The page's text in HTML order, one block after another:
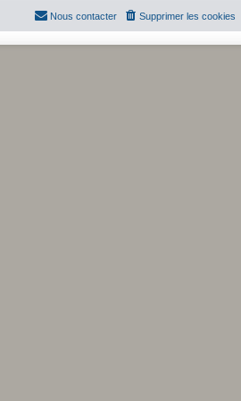
Supprimer les cookies
Nous contacter